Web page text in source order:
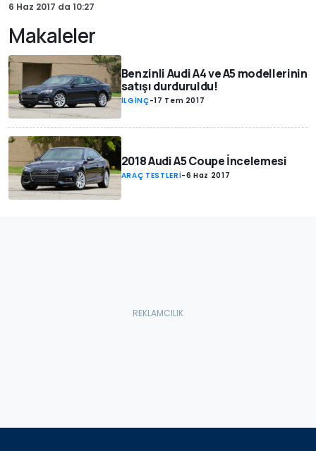
6 Haz 2017 da 10:27
Makaleler
Benzinli Audi A4 ve A5 modellerinin
satışı durduruldu!
İLGİNÇ-17 Tem 2017
2018 Audi A5 Coupe İncelemesi
ARAÇ TESTLERİ-6 Haz 2017